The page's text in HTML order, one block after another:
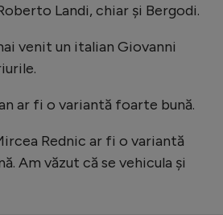
Landi, chiar și Bergodi.
venit un italian Giovanni
ar fi o variantă foarte bună.
Rednic ar fi o variantă
Am văzut că se vehicula și